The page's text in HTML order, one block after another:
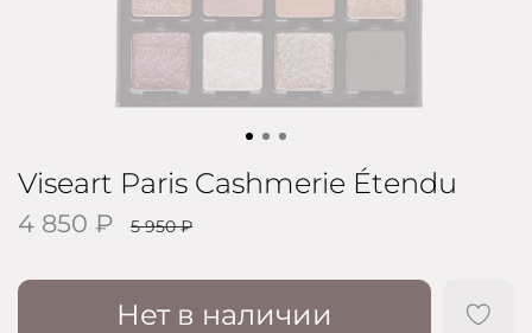
Viseart Paris Cashmerie Étendu
4 850 ₽ 5 950 ₽
Нет в наличии